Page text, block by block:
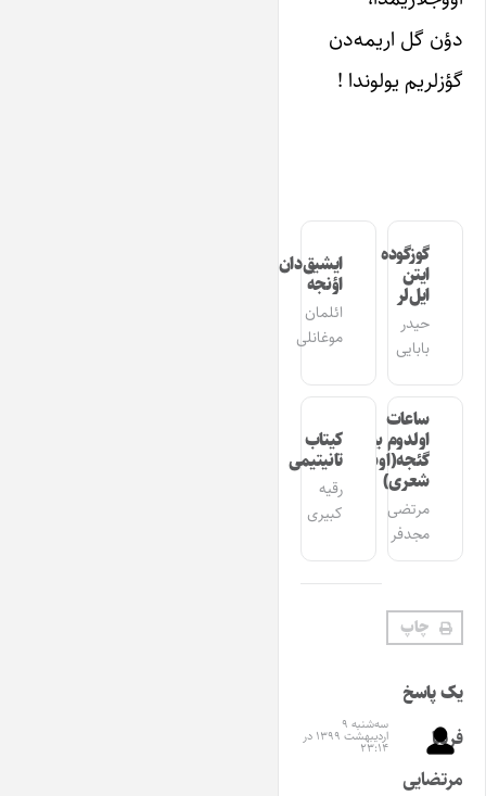
دؤن گل اریمه‌دن
گؤزلریم یولوندا !
گوزگوده
ایتن
ایل‌لر
حیدر
بابایی
ایشیق‌دان
اؤنجه
ائلمان
موغانلی
ساعات
اولدوم بیر
گئجه(اوشاق
شعری)
مرتضی
مجدفر
کیتاب
تانیتیمی
رقیه
کبیری
چاپ
یک پاسخ
فریبا
مرتضایی
سه‌شنبه ۹
اردیبهشت ۱۳۹۹ در
۲۳:۱۴